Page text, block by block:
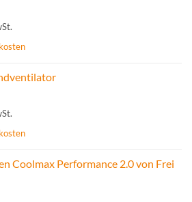
Coolmax Performance 2.0 von Frei